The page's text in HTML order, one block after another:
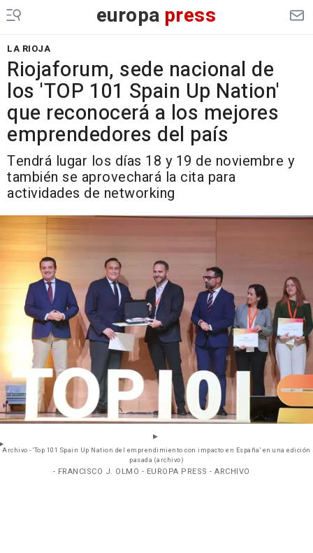
europa press
LA RIOJA
Riojaforum, sede nacional de
los 'TOP 101 Spain Up Nation'
que reconocerá a los mejores
emprendedores del país
Tendrá lugar los días 18 y 19 de noviembre y
también se aprovechará la cita para
actividades de networking
Archivo - 'Top 101 Spain Up Nation del emprendimiento con impacto en España' en una edición
pasada (archivo)
- FRANCISCO J. OLMO - EUROPA PRESS - ARCHIVO